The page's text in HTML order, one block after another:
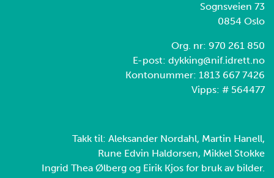
Sognsveien 73
0854 Oslo
Org. nr: 970 261 850
E-post: dykking@nif.idrett.no
Kontonummer: 1813 667 7426
Vipps: # 564477
Takk til: Aleksander Nordahl, Martin Hanell,
Rune Edvin Haldorsen, Mikkel Stokke
Ingrid Thea Ølberg og Eirik Kjos for bruk av bilder.